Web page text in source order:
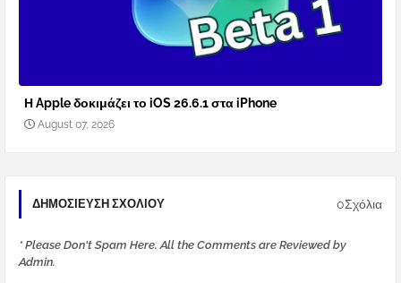
Η Apple δοκιμάζει το iOS 26.6.1 στα iPhone
August 07, 2026
ΔΗΜΟΣΊΕΥΣΗ ΣΧΟΛΊΟΥ 0Σχόλια
* Please Don't Spam Here. All the Comments are Reviewed by
Admin.